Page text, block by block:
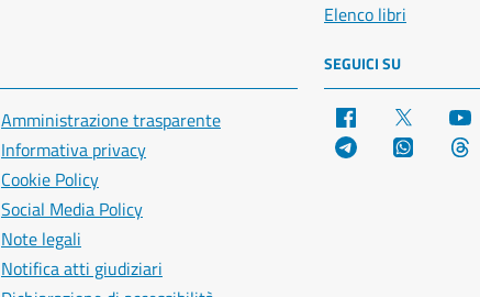
Elenco libri
Amministrazione trasparente
Informativa privacy
Cookie Policy
Social Media Policy
Note legali
Notifica atti giudiziari
SEGUICI SU
Facebook
Telegram WhatsApp